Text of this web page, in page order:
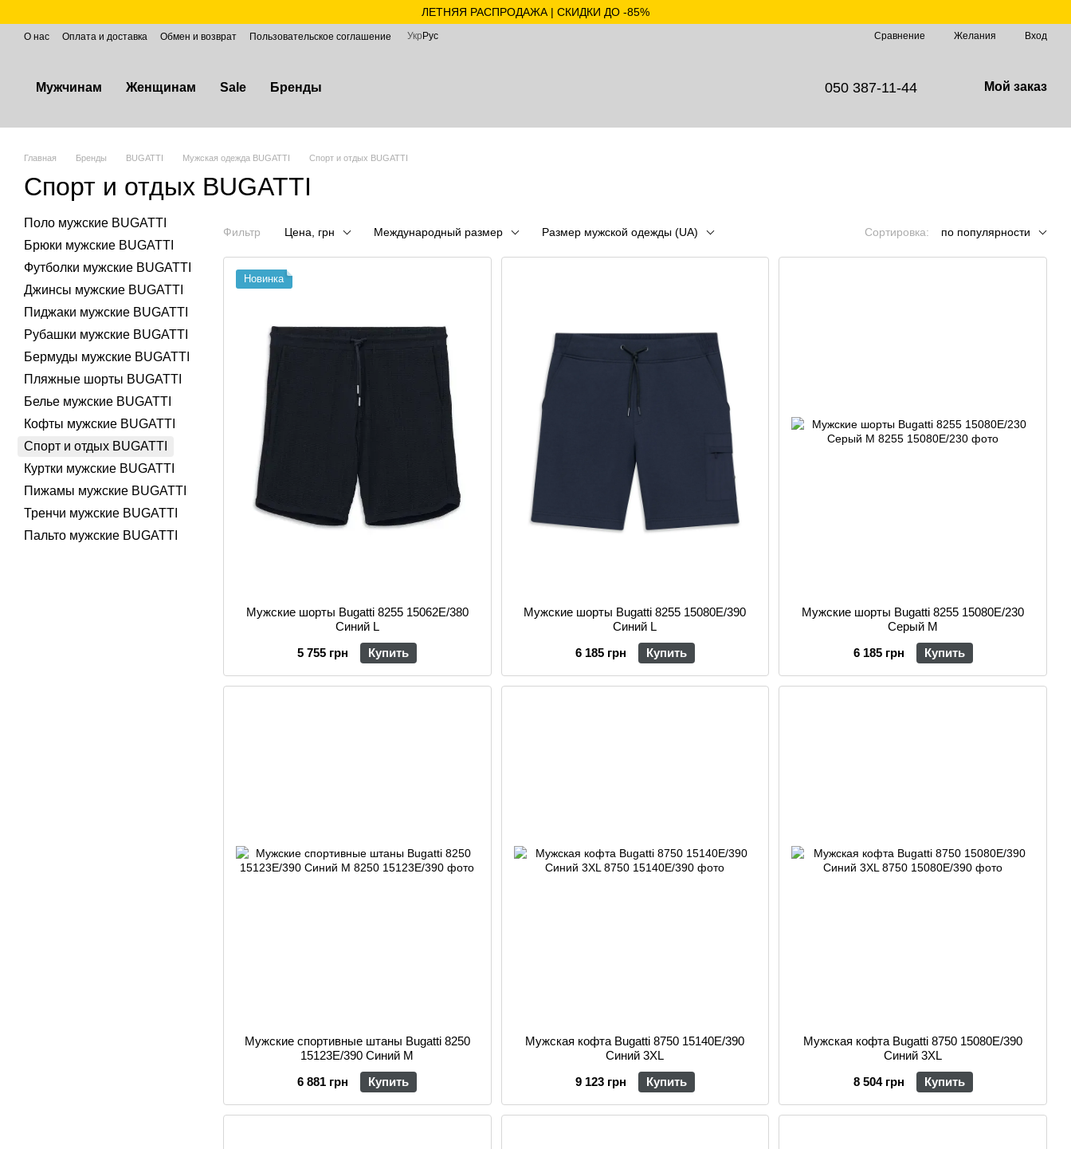
ЛЕТНЯЯ РАСПРОДАЖА | СКИДКИ ДО -85%
О нас Оплата и доставка Обмен и возврат Пользовательское соглашение Укр Рус Сравнение Желания Вход
Мужчинам Женщинам Sale Бренды 050 387-11-44 Мой заказ
Главная Бренды BUGATTI Мужская одежда BUGATTI Спорт и отдых BUGATTI
Спорт и отдых BUGATTI
Фильтр Цена, грн Международный размер Размер мужской одежды (UA) Сортировка: по популярности
Новинка
Мужские шорты Bugatti 8255 15062E/380
Синий L
5 755 грн
Купить
Мужские шорты Bugatti 8255 15080E/390
Синий L
6 185 грн
Купить
Мужские шорты Bugatti 8255 15080E/230
Серый M
6 185 грн
Купить
Мужские спортивные штаны Bugatti 8250
15123E/390 Синий M
6 881 грн
Купить
Мужская кофта Bugatti 8750 15140E/390
Синий 3XL
9 123 грн
Купить
Мужская кофта Bugatti 8750 15080E/390
Синий 3XL
8 504 грн
Купить
Поло мужские BUGATTI
Брюки мужские BUGATTI
Футболки мужские BUGATTI
Джинсы мужские BUGATTI
Пиджаки мужские BUGATTI
Рубашки мужские BUGATTI
Бермуды мужские BUGATTI
Пляжные шорты BUGATTI
Белье мужские BUGATTI
Кофты мужские BUGATTI
Спорт и отдых BUGATTI
Куртки мужские BUGATTI
Пижамы мужские BUGATTI
Тренчи мужские BUGATTI
Пальто мужские BUGATTI